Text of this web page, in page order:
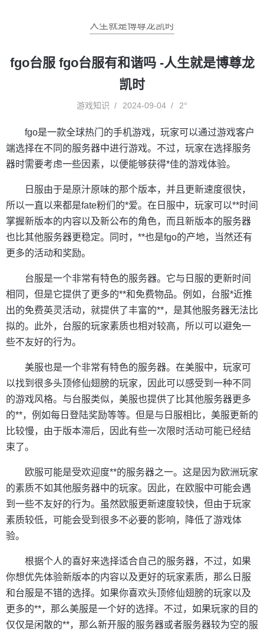
人生就是博尊龙凯时
fgo台服 fgo台服有和谐吗 -人生就是博尊龙
凯时
游戏知识 2024-09-04 2°
fgo是一款全球热门的手机游戏，玩家可以通过游戏客户
端选择在不同的服务器中进行游戏。不过，玩家在选择服务
器时需要考虑一些因素，以便能够获得*佳的游戏体验。
日服由于是原汁原味的那个版本，并且更新速度很快，
所以一直以来都是fate粉们的*爱。在日服中，玩家可以**时间
掌握新版本的内容以及新公布的角色，而且新版本的服务器
也比其他服务器更稳定。同时，**也是fgo的产地，当然还有
更多的活动和奖励。
台服是一个非常有特色的服务器。它与日服的更新时间
相同，但是它提供了更多的**和免费物品。例如，台服*近推
出的免费英灵活动，就提供了丰富的**，是其他服务器无法比
拟的。此外，台服的玩家素质也相对较高，所以可以避免一
些不友好的行为。
美服也是一个非常有特色的服务器。在美服中，玩家可
以找到很多头顶修仙翅膀的玩家，因此可以感受到一种不同
的游戏风格。与台服类似，美服也提供了比其他服务器更多
的**，例如每日登陆奖励等等。但是与日服相比，美服更新的
比较慢，由于版本滞后，因此有些一次限时活动可能已经结
束了。
欧服可能是受欢迎度**的服务器之一。这是因为欧洲玩家
的素质不如其他服务器中的玩家。因此，在欧服中可能会遇
到一些不友好的行为。虽然欧服更新速度较快，但由于玩家
素质较低，可能会受到很多不必要的影响，降低了游戏体
验。
根据个人的喜好来选择适合自己的服务器，不过，如果
你想优先体验新版本的内容以及更好的玩家素质，那么日服
和台服是不错的选择。如果你喜欢头顶修仙翅膀的玩家以及
更多的**，那么美服是一个好的选择。不过，如果玩家的目的
仅仅是闲散的**，那么新开服的服务器或者服务器较为空的服